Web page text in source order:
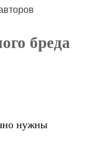
бреда
нужны